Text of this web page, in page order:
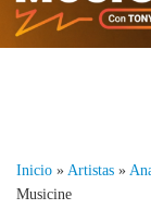
Inicio »Artistas »
Musicine